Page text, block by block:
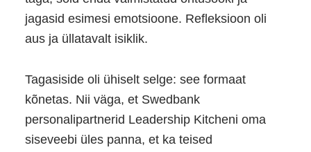
jagasid esimesi emotsioone. Refleksioon oli
aus ja üllatavalt isiklik.
Tagasiside oli ühiselt selge: see formaat
kõnetas. Nii väga, et Swedbank
personalipartnerid Leadership Kitcheni oma
siseveebi üles panna, et ka teised